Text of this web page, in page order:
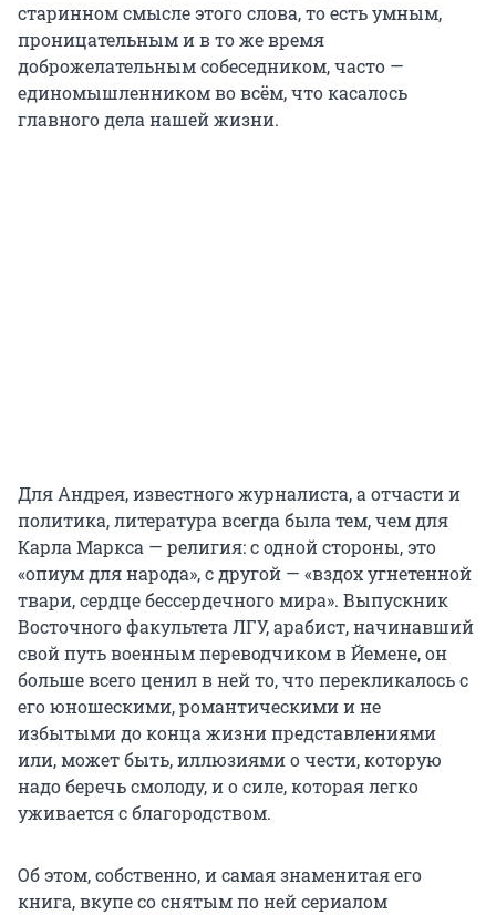
старинном смысле этого слова, то есть умным,
проницательным и в то же время
доброжелательным собеседником, часто —
единомышленником во всём, что касалось
главного дела нашей жизни.
Для Андрея, известного журналиста, а отчасти и
политика, литература всегда была тем, чем для
Карла Маркса — религия: с одной стороны, это
«опиум для народа», с другой — «вздох угнетенной
твари, сердце бессердечного мира». Выпускник
Восточного факультета ЛГУ, арабист, начинавший
свой путь военным переводчиком в Йемене, он
больше всего ценил в ней то, что перекликалось с
его юношескими, романтическими и не
избытыми до конца жизни представлениями
или, может быть, иллюзиями о чести, которую
надо беречь смолоду, и о силе, которая легко
уживается с благородством.
Об этом, собственно, и самая знаменитая его
книга, вкупе со снятым по ней сериалом